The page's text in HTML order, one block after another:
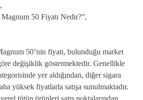
50 Fiyatı Nedir?”,
50’nin fiyatı, bulunduğu market
değişiklik göstermektedir. Genellikle
yer aldığından, diğer sigara
yüksek fiyatlarla satışa sunulmaktadır.
tütün ürünleri satış noktalarından